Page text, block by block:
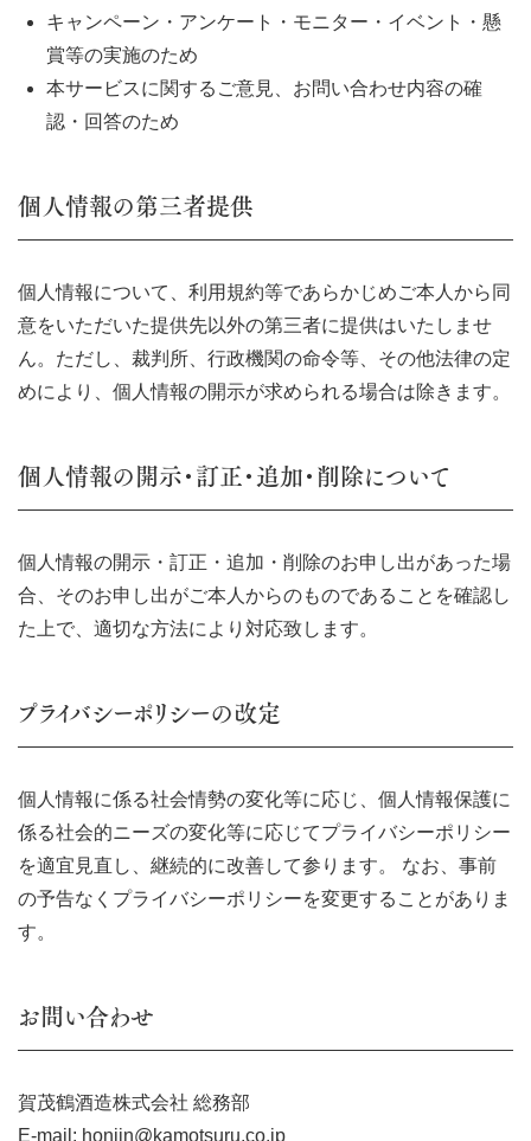
キャンペーン・アンケート・モニター・イベント・懸
賞等の実施のため
本サービスに関するご意見、お問い合わせ内容の確
認・回答のため
個人情報の第三者提供
個人情報について、利用規約等であらかじめご本人から同
意をいただいた提供先以外の第三者に提供はいたしませ
ん。ただし、裁判所、行政機関の命令等、その他法律の定
めにより、個人情報の開示が求められる場合は除きます。
個人情報の開示・訂正・追加・削除について
個人情報の開示・訂正・追加・削除のお申し出があった場
合、そのお申し出がご本人からのものであることを確認し
た上で、適切な方法により対応致します。
プライバシーポリシーの改定
個人情報に係る社会情勢の変化等に応じ、個人情報保護に
係る社会的ニーズの変化等に応じてプライバシーポリシー
を適宜見直し、継続的に改善して参ります。 なお、事前
の予告なくプライバシーポリシーを変更することがありま
す。
お問い合わせ
賀茂鶴酒造株式会社 総務部
E-mail: honjin@kamotsuru.co.jp